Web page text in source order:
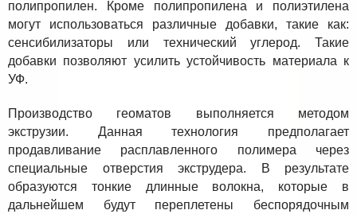
полипропилен. Кроме полипропилена и полиэтилена
могут использоваться различные добавки, такие как:
сенсибилизаторы или технический углерод. Такие
добавки позволяют усилить устойчивость материала к
УФ.
Производство геоматов выполняется методом
экструзии. Данная технология предполагает
продавливание расплавленного полимера через
специальные отверстия экструдера. В результате
образуются тонкие длинные волокна, которые в
дальнейшем будут переплетены беспорядочным